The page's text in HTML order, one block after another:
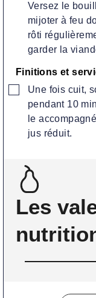
Versez le
mijoter à feu
rôti
garder la
Finitions et
▢
Une fois cuit,
pendant 10
le
jus réduit.
Les